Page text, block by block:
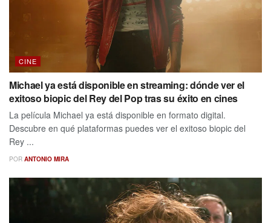
CINE
Michael ya está disponible en streaming: dónde ver el
exitoso biopic del Rey del Pop tras su éxito en cines
La película Michael ya está disponible en formato digital.
Descubre en qué plataformas puedes ver el exitoso biopic del
Rey ...
POR ANTONIO MIRA